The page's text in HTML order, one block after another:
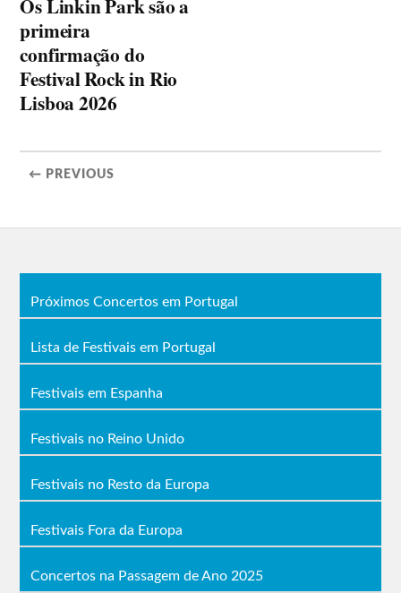
Os Linkin Park são a
primeira
confirmação do
Festival Rock in Rio
Lisboa 2026
← PREVIOUS
Próximos Concertos em Portugal
Lista de Festivais em Portugal
Festivais em Espanha
Festivais no Reino Unido
Festivais no Resto da Europa
Festivais Fora da Europa
Concertos na Passagem de Ano 2025